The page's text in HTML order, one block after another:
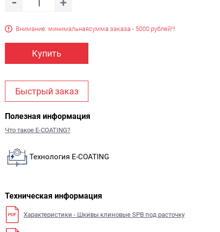
Внимание: минимальнаясумма заказа - 5000 рублей!!!
Купить
Быстрый заказ
Полезная информация
Что такое E-COATING?
Технология E-COATING
Техническая информация
Характеристики - Шкивы клиновые SPB под расточку